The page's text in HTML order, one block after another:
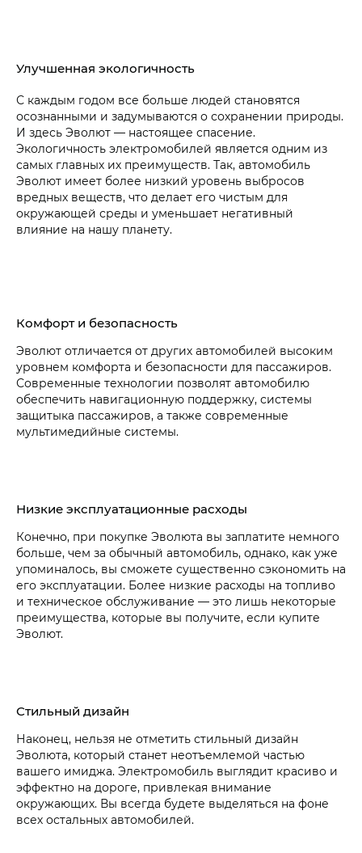
Улучшенная экологичность
С каждым годом все больше людей становятся
осознанными и задумываются о сохранении природы.
И здесь Эволют — настоящее спасение.
Экологичность электромобилей является одним из
самых главных их преимуществ. Так, автомобиль
Эволют имеет более низкий уровень выбросов
вредных веществ, что делает его чистым для
окружающей среды и уменьшает негативный
влияние на нашу планету.
Комфорт и безопасность
Эволют отличается от других автомобилей высоким
уровнем комфорта и безопасности для пассажиров.
Современные технологии позволят автомобилю
обеспечить навигационную поддержку, системы
защитыка пассажиров, а также современные
мультимедийные системы.
Низкие эксплуатационные расходы
Конечно, при покупке Эволюта вы заплатите немного
больше, чем за обычный автомобиль, однако, как уже
упоминалось, вы сможете существенно сэкономить на
его эксплуатации. Более низкие расходы на топливо
и техническое обслуживание — это лишь некоторые
преимущества, которые вы получите, если купите
Эволют.
Стильный дизайн
Наконец, нельзя не отметить стильный дизайн
Эволюта, который станет неотъемлемой частью
вашего имиджа. Электромобиль выглядит красиво и
эффектно на дороге, привлекая внимание
окружающих. Вы всегда будете выделяться на фоне
всех остальных автомобилей.